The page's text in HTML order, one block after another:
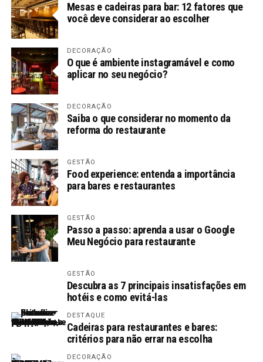
Mesas e cadeiras para bar: 12 fatores que
você deve considerar ao escolher
DECORAÇÃO
O que é ambiente instagramável e como
aplicar no seu negócio?
DECORAÇÃO
Saiba o que considerar no momento da
reforma do restaurante
GESTÃO
Food experience: entenda a importância
para bares e restaurantes
GESTÃO
Passo a passo: aprenda a usar o Google
Meu Negócio para restaurante
GESTÃO
Descubra as 7 principais insatisfações em
hotéis e como evitá-las
DESTAQUE
Cadeiras para restaurantes e bares:
critérios para não errar na escolha
DECORAÇÃO